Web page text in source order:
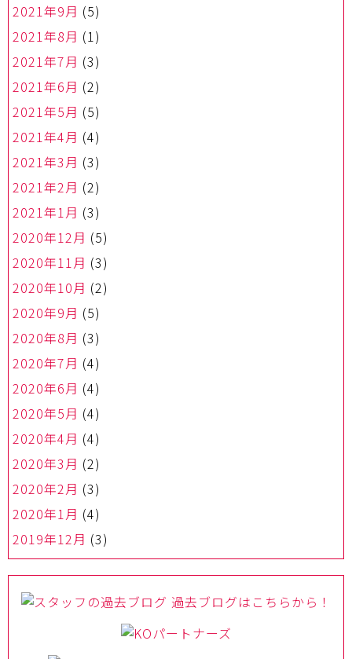
2021年9月 (5)
2021年8月 (1)
2021年7月 (3)
2021年6月 (2)
2021年5月 (5)
2021年4月 (4)
2021年3月 (3)
2021年2月 (2)
2021年1月 (3)
2020年12月 (5)
2020年11月 (3)
2020年10月 (2)
2020年9月 (5)
2020年8月 (3)
2020年7月 (4)
2020年6月 (4)
2020年5月 (4)
2020年4月 (4)
2020年3月 (2)
2020年2月 (3)
2020年1月 (4)
2019年12月 (3)